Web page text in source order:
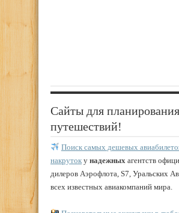
Сайты для планирования
путешествий!
Поиск самых дешевых
накруток у надежных агентств
дилеров Аэрофлота, S7, Уральских
всех известных авиакомпаний мира.